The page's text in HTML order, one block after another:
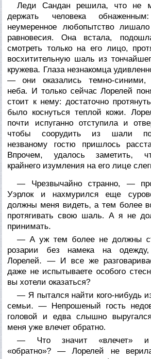
Леди Сандан решила, что не
держать человека
неумеренное любопытство
равновесия. Она встала,
смотреть только на его лицо,
восхитительную шаль из
кружева. Глаза незнакомца
— они оказались темно-синими,
неба. И только сейчас Лорелей
стоит к нему: достаточно
было коснуться теплой кожи.
почти испуганно отступила и
чтобы соорудить из шали
незваному гостю пришлось
Впрочем, удалось заметить,
крайнего изумления на его лице
— Чрезвычайно странно, —
Уэрлок и нахмурился еще
должны меня видеть, а тем более
протягивать свою шаль. А я не
принимать.
— А уж тем более не должны
розарии без намека на
Лорелей. — И все же
даже не испытываете особого
вы хотели оказаться?
— Я пытался найти кого-нибудь
семьи. — Непрошеный гость
головой и едва слышно
меня уже влечет обратно.
— Что значит «влечет» и
«обратно»? — Лорелей не